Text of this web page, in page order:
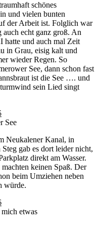
schönes
und vielen bunten
der Arbeit ist. Folglich war
auch echt ganz groß. An
hatte und auch mal Zeit
in Grau, eisig kalt und
wieder Regen. So
See, dann schon fast
ist die See …. und
sein Lied singt
See
Neukalener Kanal, in
gab es dort leider nicht,
direkt am Wasser.
keinen Spaß. Der
beim Umziehen neben
würde.
etwas